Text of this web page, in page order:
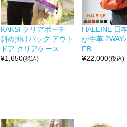
KAKSI クリアポーチ
斜め掛けバッグ アウト
ドア クリアケース
¥1,650(税込)
HALEINE 日
か牛革 2WAY
FB
¥22,000(税込)